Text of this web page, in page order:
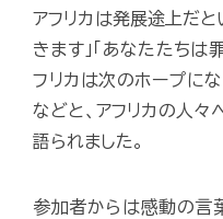
アフリカは発展途上だ
きます」「あなたたちは
フリカは次のホープに
などと、アフリカの人
語られました。
参加者からは感動の言